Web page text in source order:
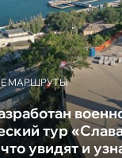
МАРШРУТЫ
тур
увидят и